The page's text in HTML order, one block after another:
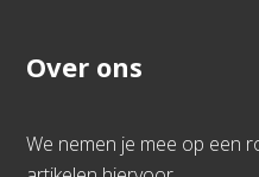
Over ons
We nemen je mee op een